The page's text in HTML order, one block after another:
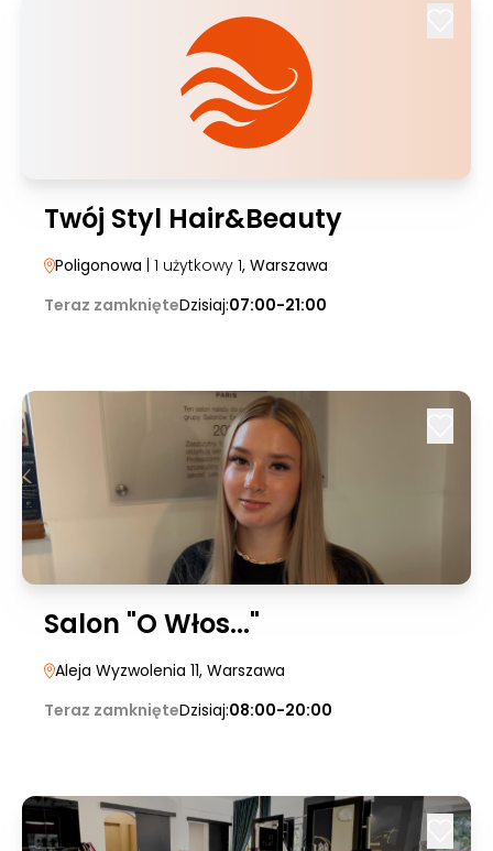
Twój Styl Hair&Beauty
Poligonowa | 1 użytkowy 1, Warszawa
Teraz zamknięteDzisiaj:07:00-21:00
Salon "O Włos..."
Aleja Wyzwolenia 11, Warszawa
Teraz zamknięteDzisiaj:08:00-20:00